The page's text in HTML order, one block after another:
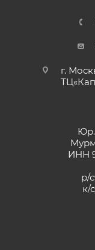
г.
Юр.
ИНН
р/
к/